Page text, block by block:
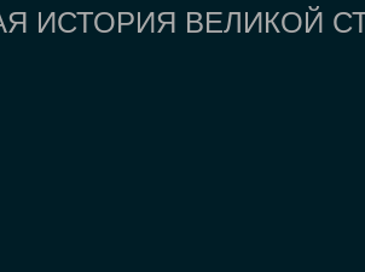
ИСТОРИЯ ВЕЛИКОЙ